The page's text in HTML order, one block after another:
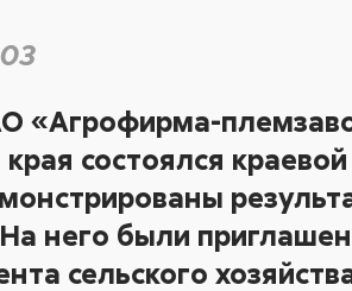
«Агрофирма-
состоялся
него были
сельского